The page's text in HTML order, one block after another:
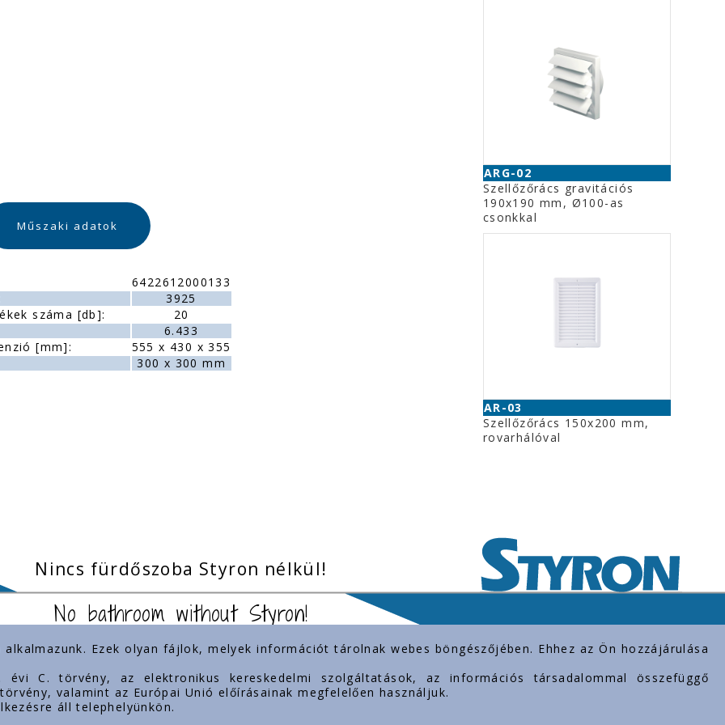
Műszaki adatok
6422612000133
3925
száma [db]:
20
6.433
[mm]:
555 x 430 x 355
300 x 300 mm
ARG-02
Szellőzőrács gravitációs
190x190 mm, Ø100-as
csonkkal
AR-03
Szellőzőrács 150x200 mm,
rovarhálóval
Nincs fürdőszoba Styron nélkül!
No bathroom without Styron!
Jelenlétünk
alkalmazunk. Ezek olyan fájlok, melyek információt tárolnak webes böngészőjében. Ehhez az Ön hozzájárulása
C. törvény, az elektronikus kereskedelmi szolgáltatások, az információs társadalommal összefüggő
valamint az Európai Unió előírásainak megfelelően használjuk.
áll telephelyünkön.